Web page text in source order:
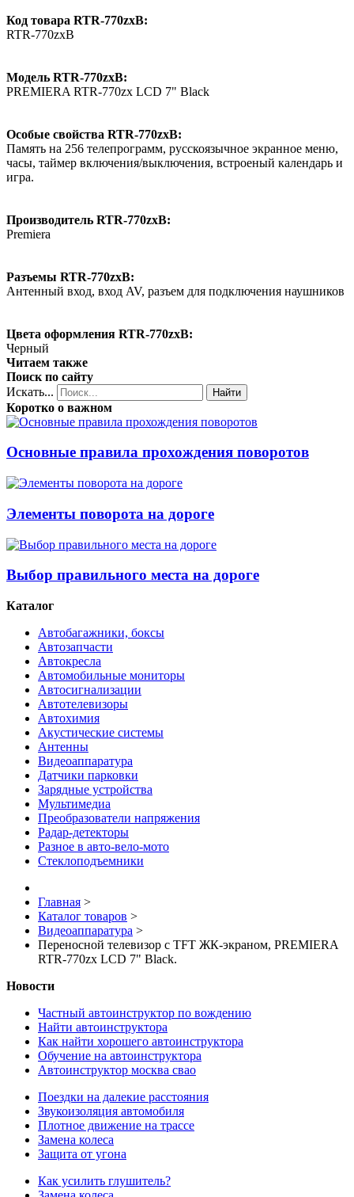
Код товара RTR-770zxB:
RTR-770zxB
Модель RTR-770zxB:
PREMIERA RTR-770zx LCD 7" Black
Особые свойства RTR-770zxB:
Память на 256 телепрограмм, русскоязычное экранное меню,
часы, таймер включения/выключения, встроеный календарь и
игра.
Производитель RTR-770zxB:
Premiera
Разъемы RTR-770zxB:
Антенный вход, вход AV, разъем для подключения наушников
Цвета оформления RTR-770zxB:
Черный
Читаем также
Поиск по сайту
Искать...
Найти
Коротко о важном
Основные правила прохождения поворотов
Элементы поворота на дороге
Выбор правильного места на дороге
Каталог
Автобагажники, боксы
Автозапчасти
Автокресла
Автомобильные мониторы
Автосигнализации
Автотелевизоры
Автохимия
Акустические системы
Антенны
Видеоаппаратура
Датчики парковки
Зарядные устройства
Мультимедиа
Преобразователи напряжения
Радар-детекторы
Разное в авто-вело-мото
Стеклоподъемники
Главная >
Каталог товаров >
Видеоаппаратура >
Переносной телевизор с TFT ЖК-экраном, PREMIERA
RTR-770zx LCD 7" Black.
Новости
Частный автоинструктор по вождению
Найти автоинструктора
Как найти хорошего автоинструктора
Обучение на автоинструктора
Автоинструктор москва свао
Поездки на далекие расстояния
Звукоизоляция автомобиля
Плотное движение на трассе
Замена колеса
Защита от угона
Как усилить глушитель?